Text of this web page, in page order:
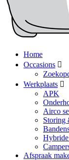
Home
Occasions
Werkplaats
APK
Airco
Storing
Afspraak